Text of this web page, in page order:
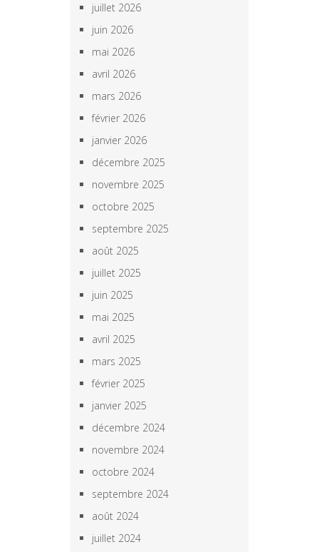
juillet 2026
juin 2026
mai 2026
avril 2026
mars 2026
février 2026
janvier 2026
décembre 2025
novembre 2025
octobre 2025
septembre 2025
août 2025
juillet 2025
juin 2025
mai 2025
avril 2025
mars 2025
février 2025
janvier 2025
décembre 2024
novembre 2024
octobre 2024
septembre 2024
août 2024
juillet 2024